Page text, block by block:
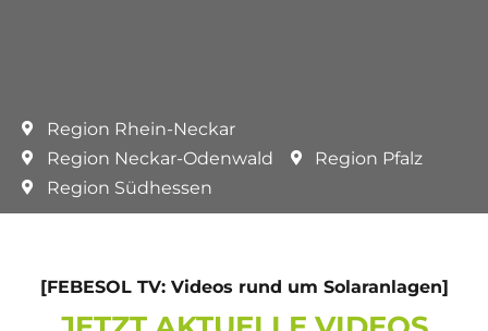
Region Rhein-Neckar
Region Neckar-Odenwald
Region Pfalz
Region Südhessen
[FEBESOL TV: Videos rund um Solaranlagen]